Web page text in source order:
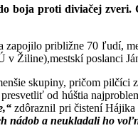
boja proti diviačej zveri.
zapojilo približne 70 ľudí,
v Žiline),mestskí poslanci
skupiny, pričom pilčíci
od húštia
zdôraznil pri čistení
nádob a neukladali ho